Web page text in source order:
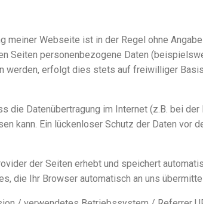
meiner Webseite ist in der Regel ohne
Seiten personenbezogene Daten
werden, erfolgt dies stets auf freiwilliger
die Datenübertragung im Internet (z.B. bei
kann. Ein lückenloser Schutz der Daten vor
der Seiten erhebt und speichert
die Ihr Browser automatisch an uns